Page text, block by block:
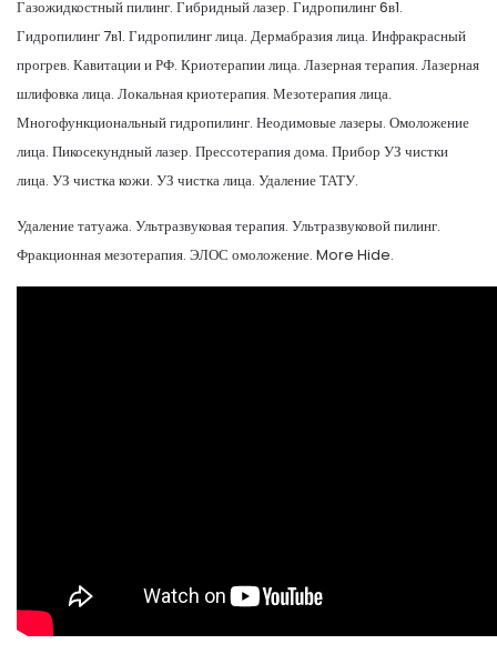
Газожидкостный пилинг. Гибридный лазер. Гидропилинг 6в1.
Гидропилинг 7в1. Гидропилинг лица. Дермабразия лица. Инфракрасный
прогрев. Кавитации и РФ. Криотерапии лица. Лазерная терапия. Лазерная
шлифовка лица. Локальная криотерапия. Мезотерапия лица.
Многофункциональный гидропилинг. Неодимовые лазеры. Омоложение
лица. Пикосекундный лазер. Прессотерапия дома. Прибор УЗ чистки
лица. УЗ чистка кожи. УЗ чистка лица. Удаление ТАТУ.
Удаление татуажа. Ультразвуковая терапия. Ультразвуковой пилинг.
Фракционная мезотерапия. ЭЛОС омоложение. More Hide.